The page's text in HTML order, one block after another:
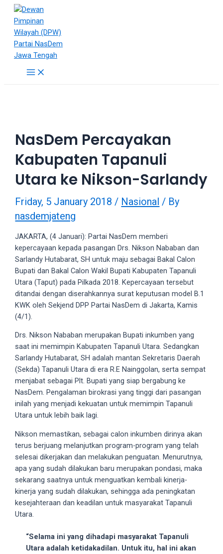
18Tube.tv
free
hosting
create
your
verified
account
upload
porn
website
several
different
formats.
18tube
Every
video
upload
processed
working
days.
You
can
also
Skip
content
Main
Menu
NasDem Percayakan
Kabupaten Tapanuli
Utara ke Nikson-Sarlandy
Friday, 5 January 2018/ Nasional / By
nasdemjateng
JAKARTA, (4 Januari): Partai NasDem memberi
kepercayaan kepada pasangan Drs. Nikson Nababan dan
Sarlandy Hutabarat, SH untuk maju sebagai Bakal Calon
Bupati dan Bakal Calon Wakil Bupati Kabupaten Tapanuli
Utara (Taput) pada Pilkada 2018. Kepercayaan tersebut
ditandai dengan diserahkannya surat keputusan model B.1
KWK oleh Sekjend DPP Partai NasDem di Jakarta, Kamis
(4/1).
Drs. Nikson Nababan merupakan Bupati inkumben yang
saat ini memimpin Kabupaten Tapanuli Utara. Sedangkan
Sarlandy Hutabarat, SH adalah mantan Sekretaris Daerah
(Sekda) Tapanuli Utara di era R.E Nainggolan, serta sempat
menjabat sebagai Plt. Bupati yang siap bergabung ke
NasDem. Pengalaman birokrasi yang tinggi dari pasangan
inilah yang menjadi kekuatan untuk memimpin Tapanuli
Utara untuk lebih baik lagi.
Nikson memastikan, sebagai calon inkumben dirinya akan
terus berjuang melanjutkan program-program yang telah
selesai dikerjakan dan melakukan penguatan. Menurutnya,
apa yang sudah dilakukan baru merupakan pondasi, maka
sekarang saatnya untuk menguatkan kembali kinerja-
kinerja yang sudah dilakukan, sehingga ada peningkatan
kesejahteraan dan keadilan untuk masyarakat Tapanuli
Utara.
“Selama ini yang dihadapi masyarakat Tapanuli
Utara adalah ketidakadilan. Untuk itu, hal ini akan